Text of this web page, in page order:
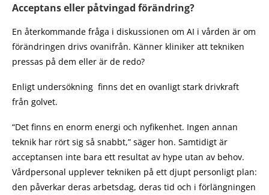
Acceptans eller påtvingad förändring?
En återkommande fråga i diskussionen om AI i vården är om
förändringen drivs ovanifrån. Känner kliniker att tekniken
pressas på dem eller är de redo?
Enligt undersökning finns det en ovanligt stark drivkraft
från golvet.
“Det finns en enorm energi och nyfikenhet. Ingen annan
teknik har rört sig så snabbt,” säger hon. Samtidigt är
acceptansen inte bara ett resultat av hype utan av behov.
Vårdpersonal upplever tekniken på ett djupt personligt plan:
den påverkar deras arbetsdag, deras tid och i förlängningen